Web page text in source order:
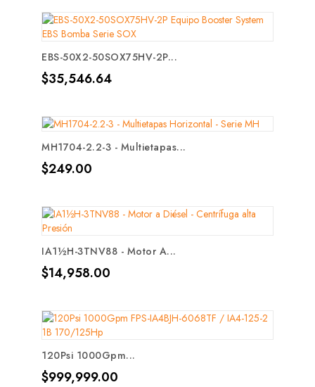
EBS-50X2-50SOX75HV-2P...
Precio
$35,546.64
MH1704-2.2-3 - Multietapas...
Precio
$249.00
IA1½H-3TNV88 - Motor A...
Precio
$14,958.00
120Psi 1000Gpm...
Precio
$999,999.00